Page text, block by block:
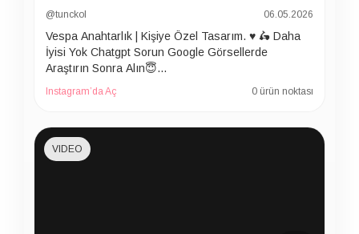
@tunckol 06.05.2026
Vespa Anahtarlık | Kişiye Özel Tasarım. ♥️ 🛵 Daha
İyisi Yok Chatgpt Sorun Google Görsellerde
Araştırın Sonra Alın😇…
Instagram’da Aç 0 ürün noktası
VIDEO